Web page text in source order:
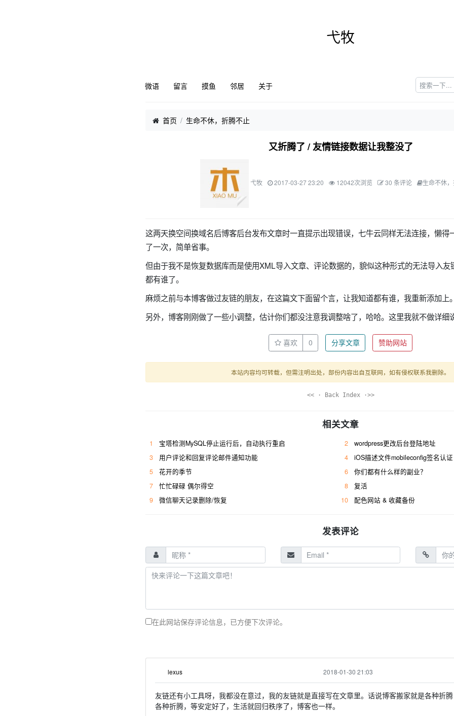
弋牧
微语 留言 摸鱼 邻居 关于
首页 生命不休，折腾不止
又折腾了 / 友情链接数据让我整没了
弋牧 2017-03-27 23:20 12042次浏览 30 条评论 生命不休
这两天换空间换域名后博客后台发布文章时一直提示出现错误，七牛云同样无法连接，懒得
了一次，简单省事。
但由于我不是恢复数据库而是使用XML导入文章、评论数据的，貌似这种形式的无法导入
都有谁了。
麻烦之前与本博客做过友链的朋友，在这篇文下面留个言，让我知道都有谁，我重新添加上
另外，博客刚刚做了一些小调整，估计你们都没注意我调整啥了，哈哈。这里我就不做详细
喜欢 0 分享文章 赞助网站
本站内容均可转载，但需注明出处，部份内容出自互联网，如有侵权联系我删除。
<< · Back Index ·>>
相关文章
1 宝塔检测MySQL停止运行后，自动执行重启 2
wordpress更改后台登陆地址
3
用户评论和回复评论邮件通知功能 4
iOS描述文件mobileconfig签名认证
5
花开的季节 6
你们都有什么样的副业？
7
忙忙碌碌 偶尔得空 8
复活
9
微信聊天记录删除/恢复 10 配色网站 & 收藏备份
发表评论
在此网站保存评论信息，已方便下次评论。
lexus 2018-01-30 21:03
友链还有小工具呀，我都没在意过，我的友链就是直接写在文章里。话说博客搬家就是各种折
各种折腾，等安定好了，生活就回归秩序了，博客也一样。